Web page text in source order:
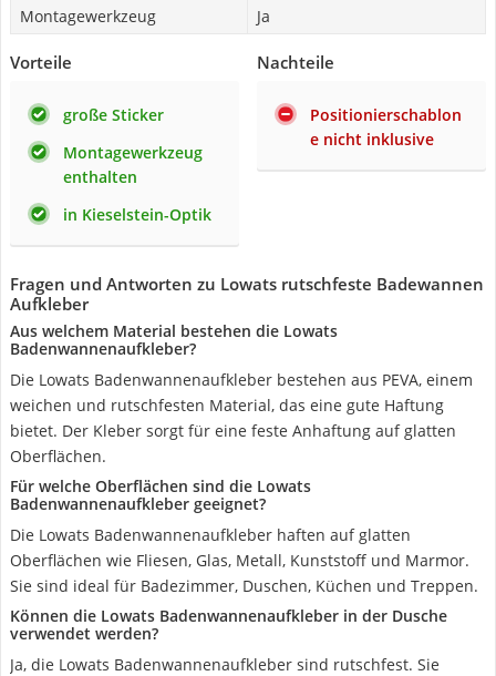
Montagewerkzeug
Ja
Vorteile
große Sticker
Montagewerkzeug
enthalten
in Kieselstein-Optik
Nachteile
Positionierschablon
e nicht inklusive
Fragen und Antworten zu Lowats rutschfeste Badewannen
Aufkleber
Aus welchem Material bestehen die Lowats
Badenwannenaufkleber?
Die Lowats Badenwannenaufkleber bestehen aus PEVA, einem
weichen und rutschfesten Material, das eine gute Haftung
bietet. Der Kleber sorgt für eine feste Anhaftung auf glatten
Oberflächen.
Für welche Oberflächen sind die Lowats
Badenwannenaufkleber geeignet?
Die Lowats Badenwannenaufkleber haften auf glatten
Oberflächen wie Fliesen, Glas, Metall, Kunststoff und Marmor.
Sie sind ideal für Badezimmer, Duschen, Küchen und Treppen.
Können die Lowats Badenwannenaufkleber in der Dusche
verwendet werden?
Ja, die Lowats Badenwannenaufkleber sind rutschfest. Sie